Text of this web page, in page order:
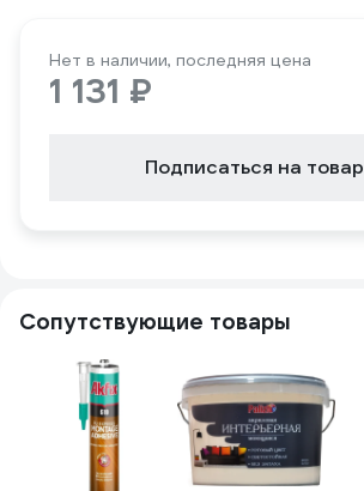
Нет в наличии, последняя цена
1 131 ₽
Подписаться на товар
Сопутствующие товары